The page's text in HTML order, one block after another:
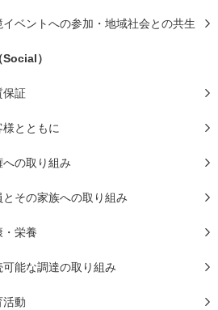
イベントへの参加・地域社会との共生
）
保証
様とともに
への取り組み
とその家族への取り組み
・栄養
可能な調達の取り組み
活動